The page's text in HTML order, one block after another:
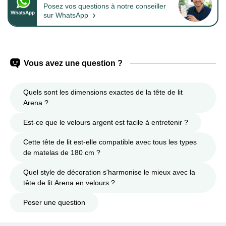
Posez vos questions à notre conseiller
sur WhatsApp ›
Vous avez une question ?
Quels sont les dimensions exactes de la tête de lit
Arena ?
Est-ce que le velours argent est facile à entretenir ?
Cette tête de lit est-elle compatible avec tous les types
de matelas de 180 cm ?
Quel style de décoration s'harmonise le mieux avec la
tête de lit Arena en velours ?
Poser une question